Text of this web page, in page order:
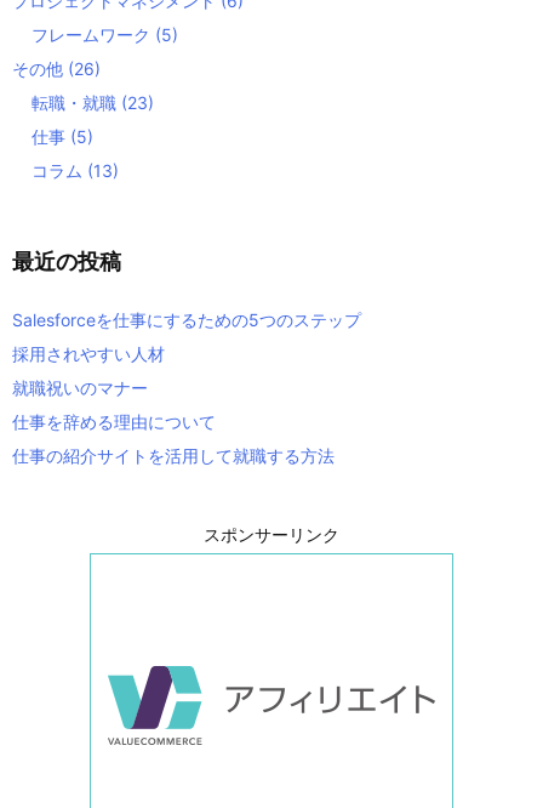
フレームワーク (5)
その他 (26)
転職・就職 (23)
仕事 (5)
コラム (13)
最近の投稿
Salesforceを仕事にするための5つのステップ
採用されやすい人材
就職祝いのマナー
仕事を辞める理由について
仕事の紹介サイトを活用して就職する方法
スポンサーリンク